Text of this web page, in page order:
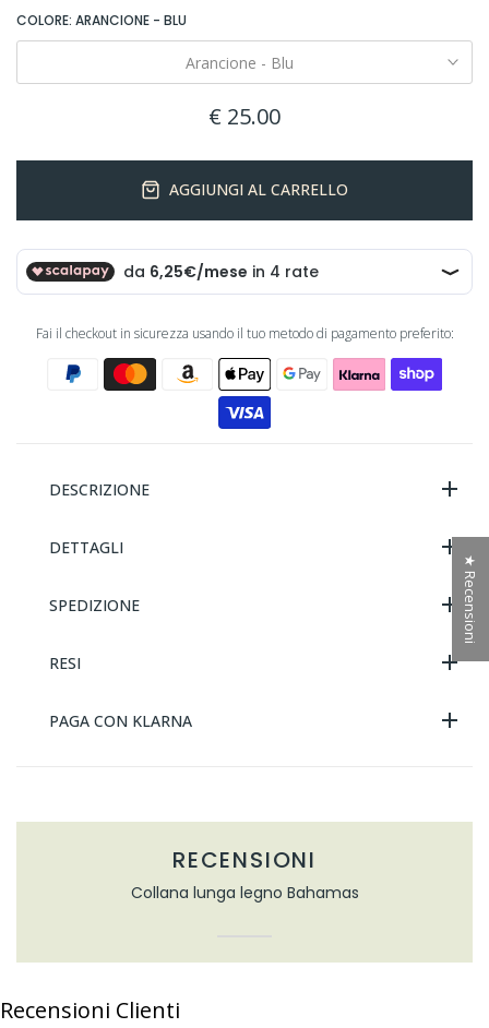
COLORE: ARANCIONE - BLU
Arancione - Blu
€ 25.00
AGGIUNGI AL CARRELLO
Fai il checkout in sicurezza usando il tuo metodo di pagamento preferito:
DESCRIZIONE
DETTAGLI
SPEDIZIONE
RESI
PAGA CON KLARNA
RECENSIONI
Collana lunga legno Bahamas
Recensioni Clienti
★ Recensioni